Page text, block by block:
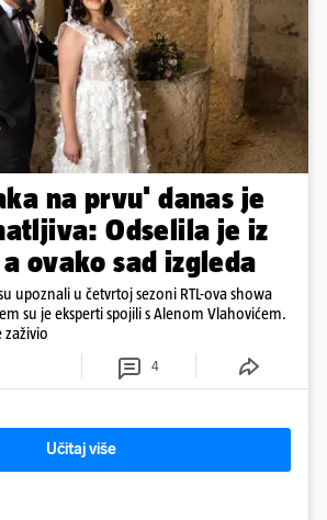
na prvu' danas je
Odselila je iz
ovako sad izgleda
upoznali u četvrtoj sezoni RTL-ova showa
su je eksperti spojili s Alenom Vlahovićem.
zaživio
4
Učitaj više